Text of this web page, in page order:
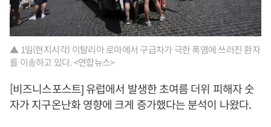
▲ 1일(현지시각) 이탈리아 로마에서 구급차가 극한 폭염에 쓰러진 환자
를 이송하고 있다. <연합뉴스>
[비즈니스포스트] 유럽에서 발생한 초여름 더위 피해자 숫
자가 지구온난화 영향에 크게 증가했다는 분석이 나왔다.